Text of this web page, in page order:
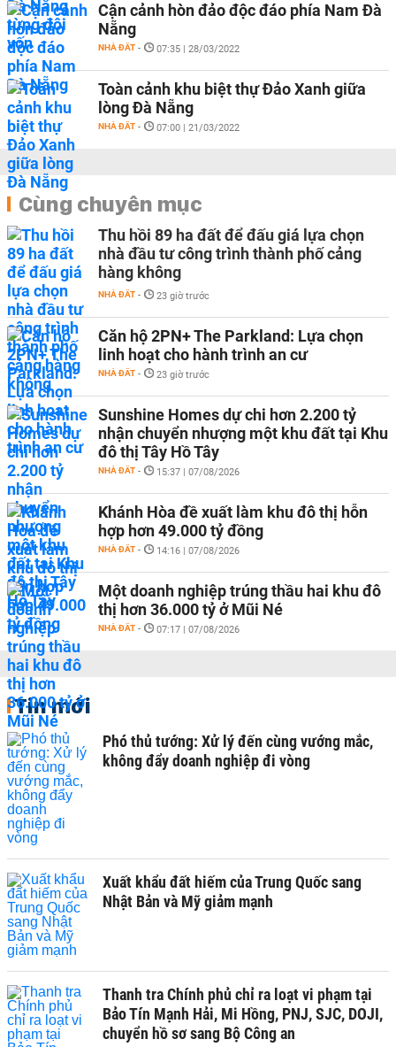
Cận cảnh hòn đảo độc đáo phía Nam Đà
Nẵng
NHÀ ĐẤT - 07:35 | 28/03/2022
Toàn cảnh khu biệt thự Đảo Xanh giữa
lòng Đà Nẵng
NHÀ ĐẤT - 07:00 | 21/03/2022
Cùng chuyên mục
Thu hồi 89 ha đất để đấu giá lựa chọn
nhà đầu tư công trình thành phố cảng
hàng không
NHÀ ĐẤT - 23 giờ trước
Căn hộ 2PN+ The Parkland: Lựa chọn
linh hoạt cho hành trình an cư
NHÀ ĐẤT - 23 giờ trước
Sunshine Homes dự chi hơn 2.200 tỷ
nhận chuyển nhượng một khu đất tại Khu
đô thị Tây Hồ Tây
NHÀ ĐẤT - 15:37 | 07/08/2026
Khánh Hòa đề xuất làm khu đô thị hỗn
hợp hơn 49.000 tỷ đồng
NHÀ ĐẤT - 14:16 | 07/08/2026
Một doanh nghiệp trúng thầu hai khu đô
thị hơn 36.000 tỷ ở Mũi Né
NHÀ ĐẤT - 07:17 | 07/08/2026
Tin mới
Phó thủ tướng: Xử lý đến cùng vướng mắc,
không đẩy doanh nghiệp đi vòng
Xuất khẩu đất hiếm của Trung Quốc sang
Nhật Bản và Mỹ giảm mạnh
Thanh tra Chính phủ chỉ ra loạt vi phạm tại
Bảo Tín Mạnh Hải, Mi Hồng, PNJ, SJC, DOJI,
chuyển hồ sơ sang Bộ Công an